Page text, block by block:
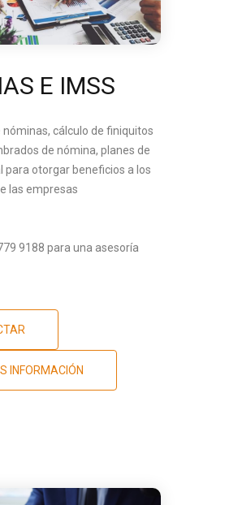
E IMSS
nóminas, cálculo de finiquitos
de nómina, planes de
para otorgar beneficios a los
las empresas
9188 para una asesoría
INFORMACIÓN